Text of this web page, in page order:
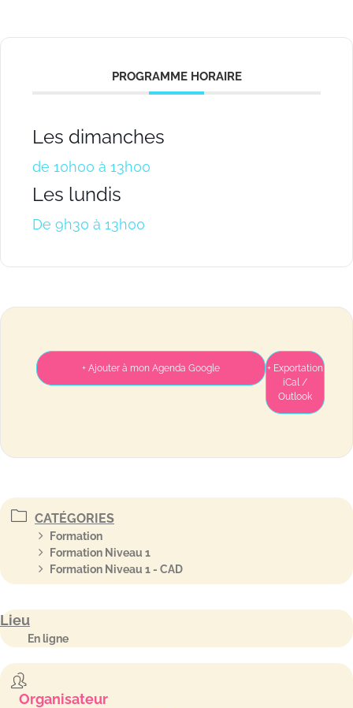
PROGRAMME HORAIRE
Les dimanches
de 10h00 à 13h00
Les lundis
De 9h30 à 13h00
+ Ajouter à mon Agenda Google
+ Exportation
iCal /
Outlook
CATÉGORIES
Formation
Formation Niveau 1
Formation Niveau 1 - CAD
Lieu
En ligne
Organisateur